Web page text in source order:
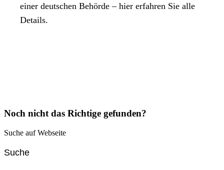
einer deutschen Behörde – hier erfahren Sie alle
Details.
Noch nicht das Richtige gefunden?
Suche auf Webseite